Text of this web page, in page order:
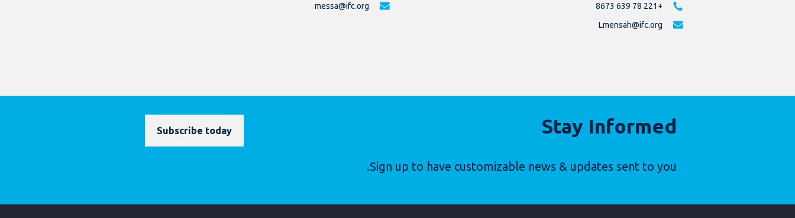
+221 78 639 8673
Lmensah@ifc.org
messa@ifc.org
Stay Informed
Sign up to have customizable news & updates sent to you.
Subscribe today